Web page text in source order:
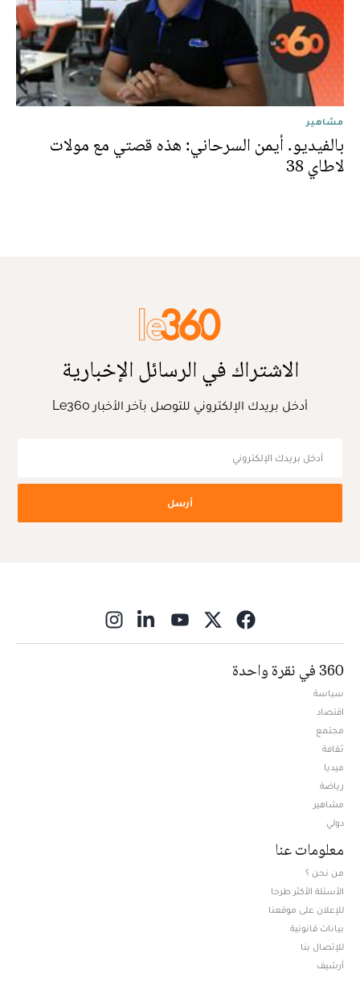
مشاهير
بالفيديو. أيمن السرحاني: هذه قصتي مع مولات
لاطاي 38
الاشتراك في الرسائل الإخبارية
أدخل بريدك الإلكتروني للتوصل بآخر الأخبار Le360
أرسل
360 في نقرة واحدة
سياسة
اقتصاد
مجتمع
ثقافة
ميديا
رياضة
مشاهير
دولي
معلومات عنا
من نحن ؟
الأسئلة الأكثر طرحا
للإعلان على موقعنا
بيانات قانونية
للإتصال بنا
أرشيف